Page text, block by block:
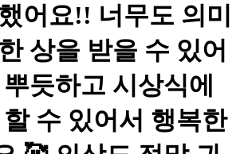
어요!! 너무도 의미
상을 받을 수 있어
듯하고 시상식에
수 있어서 행복한